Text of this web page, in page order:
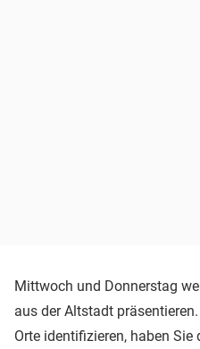
Mittwoch und Donnerstag
aus der Altstadt
Orte identifizieren, haben Sie